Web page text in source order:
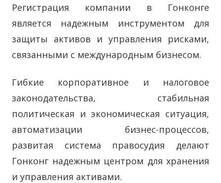
Регистрация компании в Гонконге
является надежным инструментом для
защиты активов и управления рисками,
связанными с международным бизнесом.
Гибкие корпоративное и налоговое
законодательства, стабильная
политическая и экономическая ситуация,
автоматизации бизнес-процессов,
развитая система правосудия делают
Гонконг надежным центром для хранения
и управления активами.